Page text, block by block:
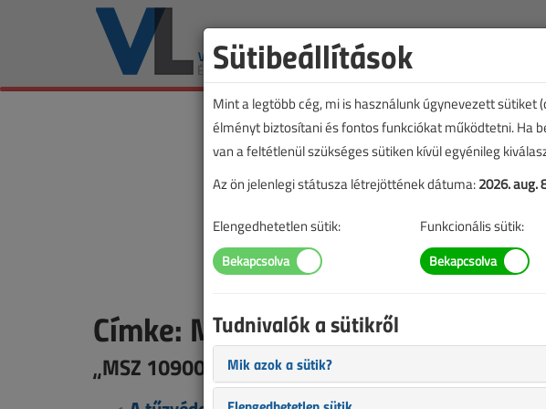
Címke: MSZ 10900
„MSZ 10900” címkével jelölt tartalmak
Sütibeállítások
Mint a legtöbb cég, mi is használunk úgynevezett
élményt biztosítani és fontos funkciókat működtetni. Ha
van a feltétlenül szükséges sütiken kívül egyénileg
Az ön jelenlegi státusza létrejöttének dátuma:2026. aug.
Elengedhetetlen sütik: Funkcionális sütik:
Tudnivalók a sütikről
Mik azok a sütik?